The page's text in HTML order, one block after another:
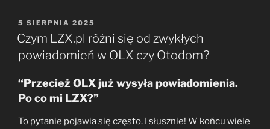
OPUBLIKOWANE
W
5 SIERPNIA 2025
Czym LZX.pl różni się od zwykłych
powiadomień w OLX czy Otodom?
“Przecież OLX już wysyła powiadomienia.
Po co mi LZX?”
To pytanie pojawia się często. I słusznie! W końcu wiele